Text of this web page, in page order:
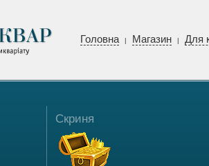
Головна | Магазин | Для
Скриня